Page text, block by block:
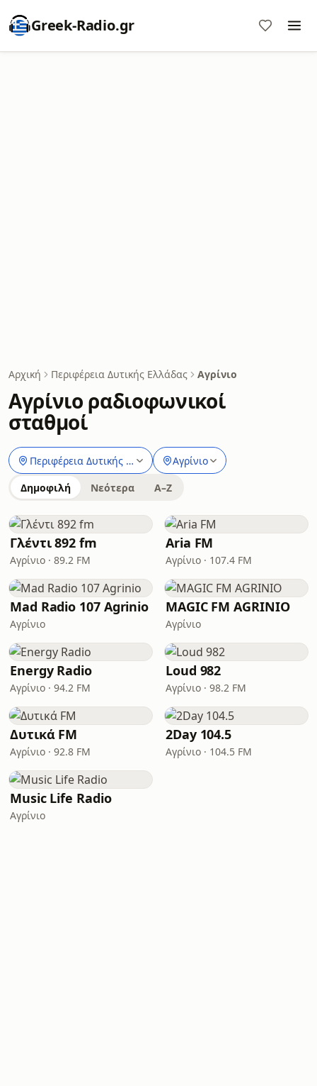
Greek-Radio.gr
Αρχική Περιφέρεια Δυτικής Ελλάδας Αγρίνιο
Αγρίνιο ραδιοφωνικοί
σταθμοί
Περιφέρεια Δυτικής Ελλάδας Αγρίνιο
Δημοφιλή Νεότερα A–Z
Γλέντι 892 fm
Αγρίνιο · 89.2 FM
Aria FM
Αγρίνιο · 107.4 FM
Mad Radio 107 Agrinio
Αγρίνιο
MAGIC FM AGRINIO
Αγρίνιο
Energy Radio
Αγρίνιο · 94.2 FM
Loud 982
Αγρίνιο · 98.2 FM
Δυτικά FM
Αγρίνιο · 92.8 FM
2Day 104.5
Αγρίνιο · 104.5 FM
Music Life Radio
Αγρίνιο